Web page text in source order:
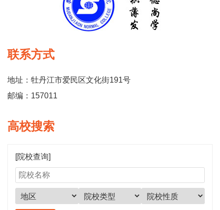
联系方式
地址：牡丹江市爱民区文化街191号
邮编：157011
高校搜索
[院校查询]